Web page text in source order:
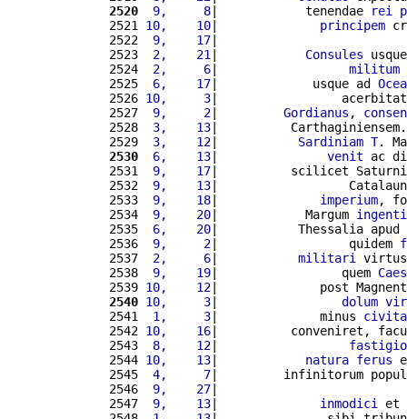
2520
9,     8|            tenendae rei
2521 10,    10| principem
2522
9,    17|
2523
2,    21 | Consules
2524
2,     6| militum
2525
6,    17|             usque ad
2526 10,     3|
2527
9,     2| Gordianus ,
2528
3,    13|
2529
3,    12| Sardiniam T.
2530
6,    13| venit ac
2531
9,    17|          scilicet
2532
9,    13|
2533
9,    18| imperium,
2534
9,    20|            Margum ingenti
2535
6,    20|           Thessalia apud
2536
9,     2|                  quidem
2537
2,     6| militari
virtus
2538
9,    19|                 quem
2539 10,    12|              post
2540 10,     3| dolum
2541
1,     3|              minus
2542 10,    16|          conveniret,
2543
8,    12| fastigio
2544 10,    13| natura ferus
2545
4,     7|         infinitorum
2546
9,    27|
2547
9,    13| inmodici
et